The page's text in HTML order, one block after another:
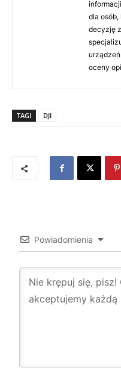
dla
decyzję
oceny
TAGI DJI
Powiadomienia